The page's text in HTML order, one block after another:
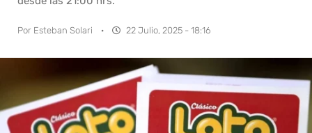
Por Esteban Solari · 22 Julio, 2025 - 18:16